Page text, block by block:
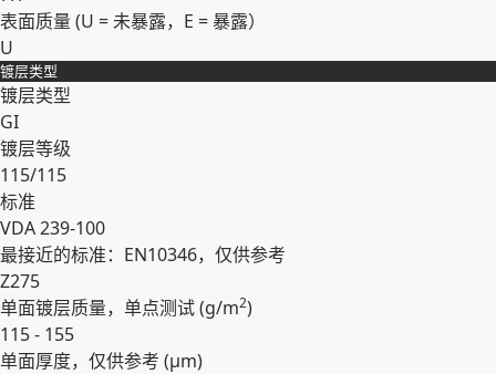
表面质量 (U = 未暴露，E = 暴露）
U
展开
镀层类型
镀层类型
GI
镀层等级
115/115
标准
VDA 239-100
最接近的标准：EN10346，仅供参考
Z275
单面镀层质量，单点测试 (g/m2)
115 - 155
单面厚度，仅供参考 (µm)